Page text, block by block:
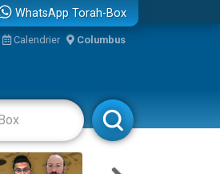
WhatsApp Torah-Box
Calendrier Columbus
Livres Rabbanim